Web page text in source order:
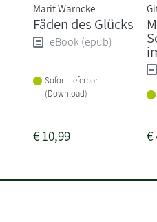
Marit Warncke
Fäden des Glücks
eBook (epub)
Sofort lieferbar
(Download)
€10,99 €